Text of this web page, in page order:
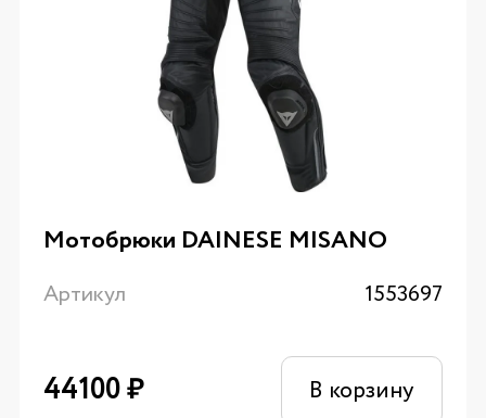
Мотобрюки DAINESE MISANO
Артикул 1553697
44100₽ В корзину